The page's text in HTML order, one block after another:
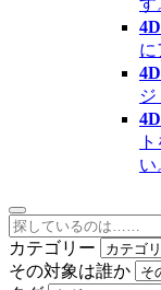
す
に
ジ
い
カテゴリー
その対象は誰か